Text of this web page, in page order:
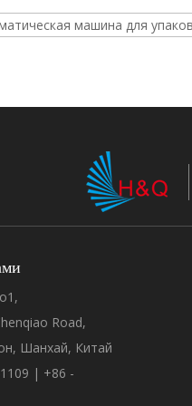
машина для
Road,
Шанхай, Китай
| +86 -